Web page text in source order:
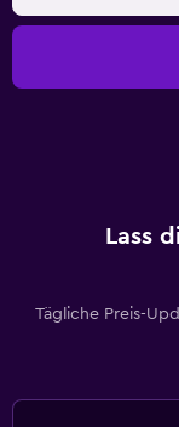
Lass
Tägliche Preis-